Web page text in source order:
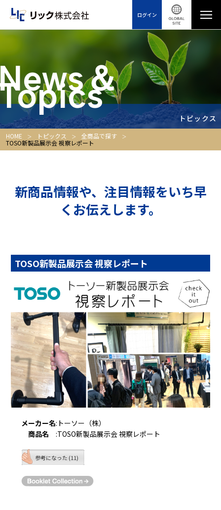
ログイン
＆
トピックス
HOME トピックス
全商品で探す
TOSO新製品展示会 視察レポート
新商品情報や、注目情報をいち早
くお伝えします。
TOSO新製品展示会 視察レポート
メーカー名: トーソー（株）
商品名
:TOSO新製品展示会 視察レポート
参考になった (11)